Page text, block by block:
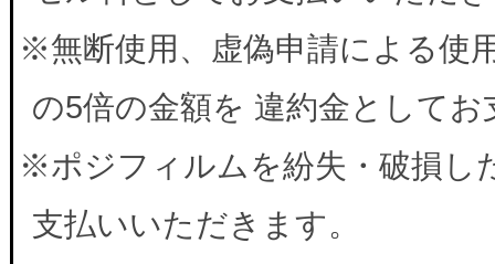
※無断使用、虚偽申請による使
の5倍の金額を 違約金として
※ポジフィルムを紛失・破損し
支払いいただきます。